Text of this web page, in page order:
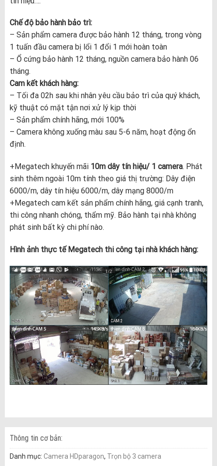
Chế độ bảo hành bảo trì:
– Sản phẩm camera được bảo hành 12 tháng, trong vòng
1 tuấn đầu camera bị lổi 1 đổi 1 mới hoàn toàn
– Ổ cứng bảo hành 12 tháng, nguồn camera bảo hành 06
tháng.
Cam kết khách hàng:
– Tối đa 02h sau khi nhân yêu cầu bảo trì của quý khách,
kỹ thuật có mặt tận nơi xử lý kịp thời
– Sản phẩm chính hãng, mới 100%
– Camera không xuống màu sau 5-6 năm, hoạt động ổn
định.
+Megatech khuyến mãi 10m dây tín hiệu/ 1 camera. Phát
sinh thêm ngoài 10m tính theo giá thị trường: Dây điện
6000/m, dây tín hiệu 6000/m, dây mạng 8000/m
+Megatech cam kết sản phẩm chính hãng, giá cạnh tranh,
thi công nhanh chóng, thẩm mỹ. Bảo hành tại nhà không
phát sinh bất kỳ chi phí nào.
Hình ảnh thực tế Megatech thi công tại nhà khách hàng:
Thông tin cơ bản:
Danh mục: Camera HDparagon, Trọn bộ 3 camera